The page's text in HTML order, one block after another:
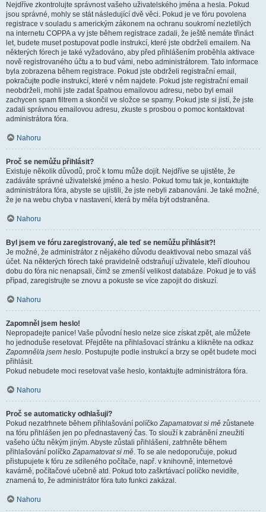
Nejdříve zkontrolujte správnost vašeho uživatelského jména a hesla. Pokud
jsou správné, mohly se stát následující dvě věci. Pokud je ve fóru povolena
registrace v souladu s americkým zákonem na ochranu soukromí nezletilých
na internetu COPPA a vy jste během registrace zadali, že ještě nemáte třináct
let, budete muset postupovat podle instrukcí, které jste obdrželi emailem. Na
některých fórech je také vyžadováno, aby před přihlášením proběhla aktivace
nově registrovaného účtu a to buď vámi, nebo administrátorem. Tato informace
byla zobrazena během registrace. Pokud jste obdrželi registrační email,
pokračujte podle instrukcí, které v něm najdete. Pokud jste registrační email
neobdrželi, mohli jste zadat špatnou emailovou adresu, nebo byl email
zachycen spam filtrem a skončil ve složce se spamy. Pokud jste si jistí, že jste
zadali správnou emailovou adresu, zkuste s prosbou o pomoc kontaktovat
administrátora fóra.
Nahoru
Proč se nemůžu přihlásit?
Existuje několik důvodů, proč k tomu může dojít. Nejdříve se ujistěte, že
zadáváte správné uživatelské jméno a heslo. Pokud tomu tak je, kontaktujte
administrátora fóra, abyste se ujistili, že jste nebyli zabanováni. Je také možné,
že je na webu chyba v nastavení, která by měla být odstraněna.
Nahoru
Byl jsem ve fóru zaregistrovaný, ale teď se nemůžu přihlásit?!
Je možné, že administrátor z nějakého důvodu deaktivoval nebo smazal váš
účet. Na některých fórech také pravidelně odstraňují uživatele, kteří dlouhou
dobu do fóra nic nenapsali, čímž se zmenší velikost databáze. Pokud je to váš
případ, zaregistrujte se znovu a pokuste se více zapojit do diskuzí.
Nahoru
Zapomněl jsem heslo!
Nepropadejte panice! Vaše původní heslo nelze sice získat zpět, ale můžete
ho jednoduše resetovat. Přejděte na přihlašovací stránku a klikněte na odkaz
Zapomněl/a jsem heslo. Postupujte podle instrukcí a brzy se opět budete moci
přihlásit.
Pokud nebudete moci resetovat vaše heslo, kontaktujte administrátora fóra.
Nahoru
Proč se automaticky odhlašuji?
Pokud nezatrhnete během přihlašování políčkoZapamatovat si mě zůstanete
na fóru přihlášen jen po přednastavený čas. To slouží k zabránění zneužití
vašeho účtu někým jiným. Abyste zůstali přihlášeni, zatrhněte během
přihlašování políčkoZapamatovat si mě. To se ale nedoporučuje, pokud
přistupujete k fóru ze sdíleného počítače, např. v knihovně, internetové
kavárně, počítačové učebně atd. Pokud toto zaškrtávací políčko nevidíte,
znamená to, že administrátor fóra tuto funkci zakázal.
Nahoru